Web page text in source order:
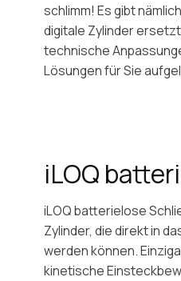
schlimm! Es gibt
digitale Zylinder
technische
Lösungen für Sie
iLOQ
iLOQ batterielose
Zylinder, die direkt in
werden können.
kinetische